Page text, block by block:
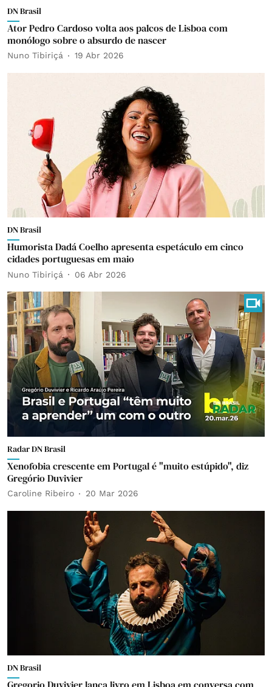
DN Brasil
Ator Pedro Cardoso volta aos palcos de Lisboa com
monólogo sobre o absurdo de nascer
Nuno Tibiriçá 19 Abr 2026
DN Brasil
Humorista Dadá Coelho apresenta espetáculo em cinco
cidades portuguesas em maio
Nuno Tibiriçá 06 Abr 2026
Radar DN Brasil
Xenofobia crescente em Portugal é "muito estúpido", diz
Gregório Duvivier
Caroline Ribeiro 20 Mar 2026
DN Brasil